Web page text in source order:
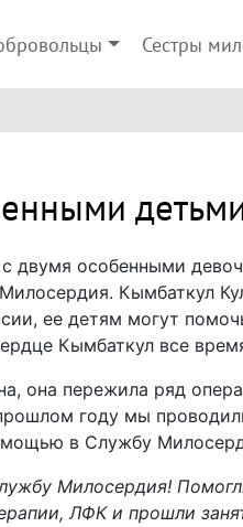
Сестры
особенными
Кымбаткул
ее детям могут
Кымбаткул все
она пережила ряд
году мы
в Службу
Милосердия!
ЛФК и прошли